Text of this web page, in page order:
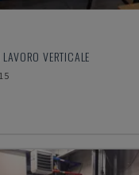
VERTICALE